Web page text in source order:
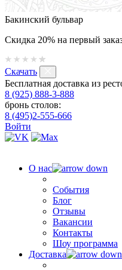
Бакинский бульвар
Скидка 20% на первый
Скачать
Бесплатная доставка из
8 (925) 888-3-888
бронь столов:
8 (495)2-555-666
Войти
О нас
События
Блог
Отзывы
Вакансии
Контакты
Шоу программа
Доставка